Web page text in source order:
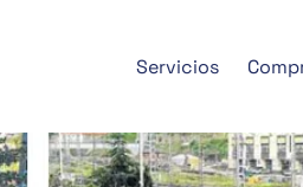
Servicios